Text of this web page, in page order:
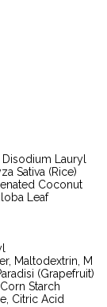
Lauryl
Sativa (Rice)
Coconut
Leaf
Maltodextrin, M
(Grapefruit)
Starch
Citric Acid